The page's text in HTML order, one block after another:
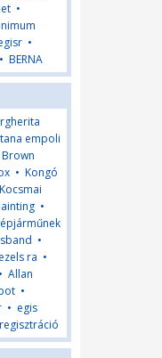
•
•
• BERNA
empoli
Brown
• Kongó
Kocsmai
•
•
ra •
• Allan
•
• egis